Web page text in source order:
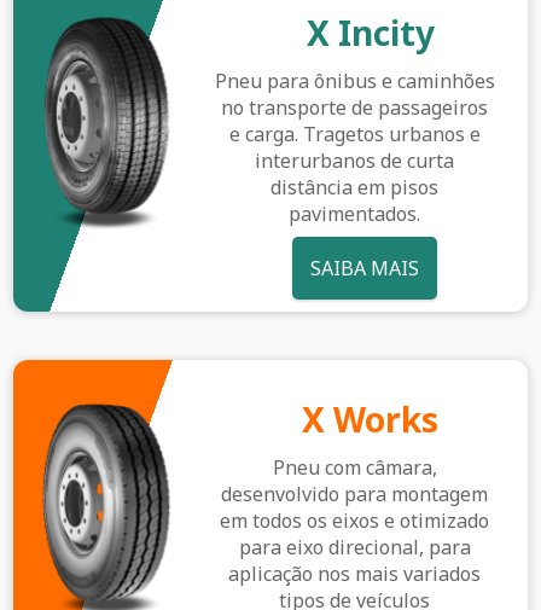
X Incity
Pneu para ônibus e caminhões
no transporte de passageiros
e carga. Tragetos urbanos e
interurbanos de curta
distância em pisos
pavimentados.
SAIBA MAIS
X Works
Pneu com câmara,
desenvolvido para montagem
em todos os eixos e otimizado
para eixo direcional, para
aplicação nos mais variados
tipos de veículos